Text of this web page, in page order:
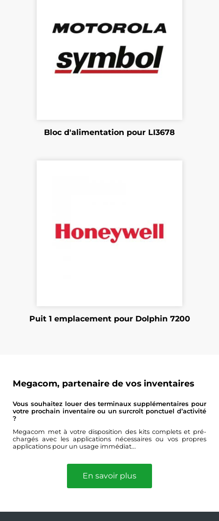
Bloc d'alimentation pour LI3678
Puit 1 emplacement pour Dolphin 7200
Megacom, partenaire de vos inventaires
Vous souhaitez louer des terminaux supplémentaires pour
votre prochain inventaire ou un surcroît ponctuel d’activité
?
Megacom met à votre disposition des kits complets et pré-
chargés avec les applications nécessaires ou vos propres
applications pour un usage immédiat...
En savoir plus